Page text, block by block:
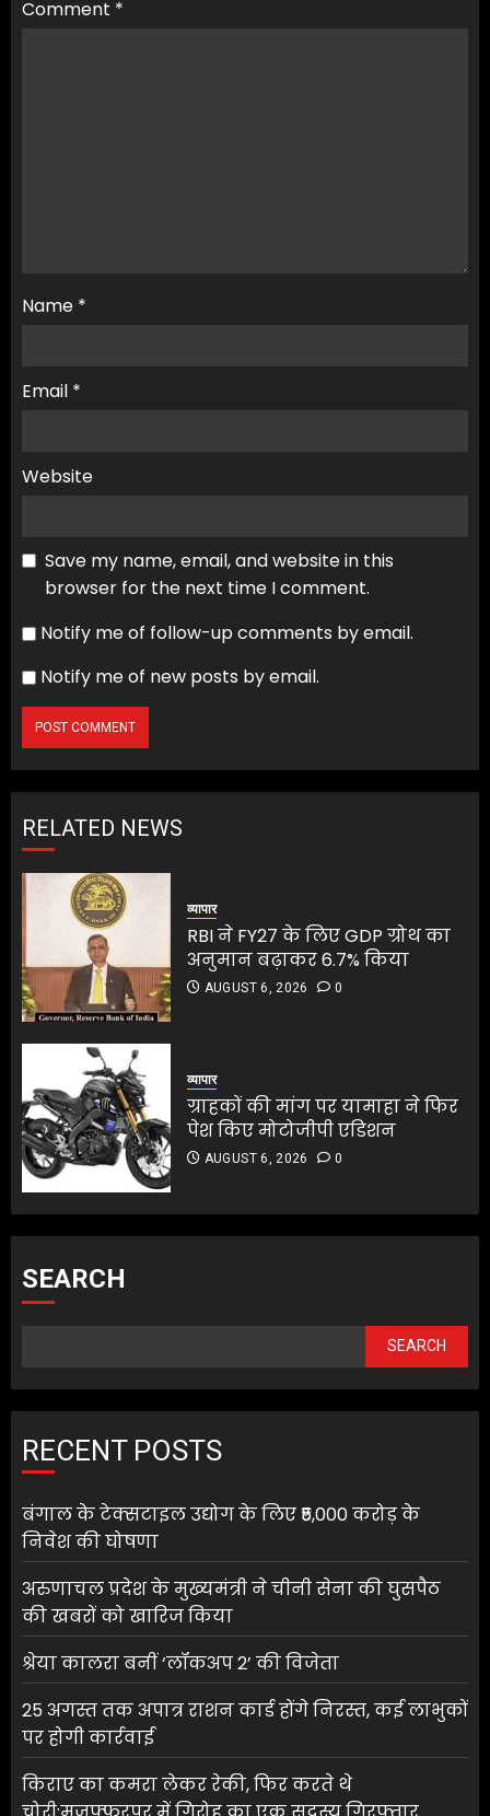
Comment *
Name *
Email *
Website
Save my name, email, and website in this
browser for the next time I comment.
Notify me of follow-up comments by email.
Notify me of new posts by email.
RELATED NEWS
व्यापार
RBI ने FY27 के लिए GDP ग्रोथ का
अनुमान बढ़ाकर 6.7% किया
AUGUST 6, 2026 0
व्यापार
ग्राहकों की मांग पर यामाहा ने फिर
पेश किए मोटोजीपी एडिशन
AUGUST 6, 2026 0
SEARCH
SEARCH
RECENT POSTS
बंगाल के टेक्सटाइल उद्योग के लिए ₹5,000 करोड़ के
निवेश की घोषणा
अरुणाचल प्रदेश के मुख्यमंत्री ने चीनी सेना की घुसपैठ
की खबरों को खारिज किया
श्रेया कालरा बनीं ‘लॉकअप 2’ की विजेता
25 अगस्त तक अपात्र राशन कार्ड होंगे निरस्त, कई लाभुकों
पर होगी कार्रवाई
किराए का कमरा लेकर रेकी, फिर करते थे